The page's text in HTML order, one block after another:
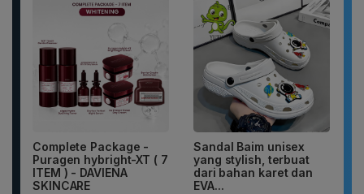
Complete Package -
Puragen hybright-XT ( 7
ITEM ) - DAVIENA
SKINCARE
Sandal Baim unisex
yang stylish, terbuat
dari bahan karet dan
EVA...